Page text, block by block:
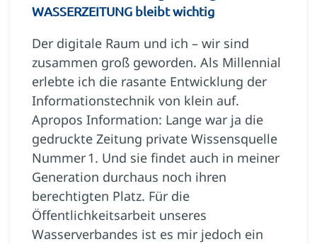
WASSERZEITUNG bleibt wichtig
Der digitale Raum und ich – wir sind
zusammen groß geworden. Als Millennial
erlebte ich die rasante Entwicklung der
Informationstechnik von klein auf.
Apropos Information: Lange war ja die
gedruckte Zeitung private Wissensquelle
Nummer 1. Und sie findet auch in meiner
Generation durchaus noch ihren
berechtigten Platz. Für die
Öffentlichkeitsarbeit unseres
Wasserverbandes ist es mir jedoch ein